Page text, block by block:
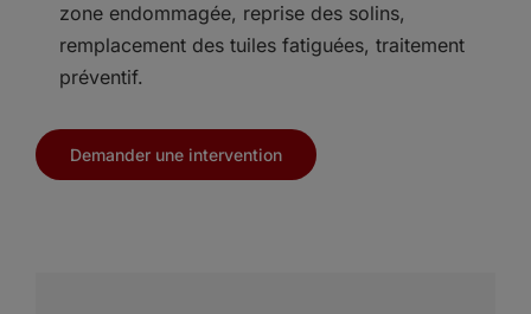
zone endommagée, reprise des solins,
remplacement des tuiles fatiguées, traitement
préventif.
Demander une intervention